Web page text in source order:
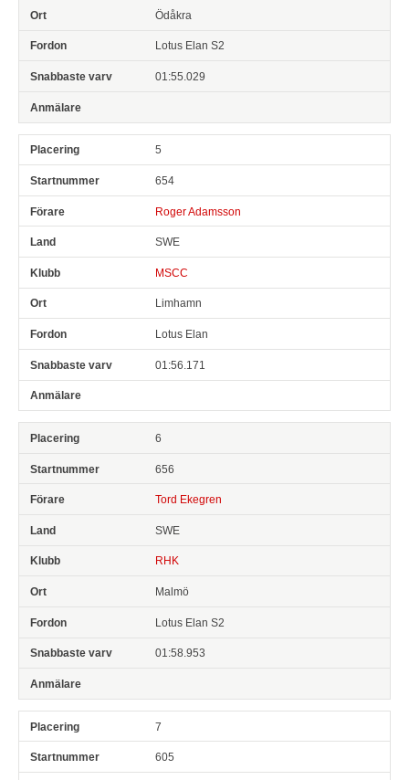
Ödåkra
Lotus Elan S2
01:55.029
5
654
Roger Adamsson
SWE
MSCC
Limhamn
Lotus Elan
01:56.171
6
656
Tord Ekegren
SWE
RHK
Malmö
Lotus Elan S2
01:58.953
7
605